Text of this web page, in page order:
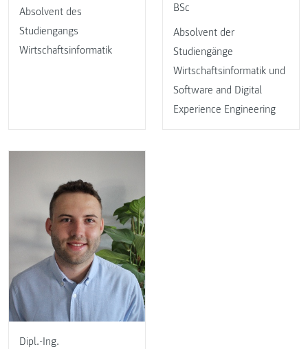
Absolvent des
Studiengangs
Wirtschaftsinformatik
BSc
Absolvent der
Studiengänge
Wirtschaftsinformatik und
Software and Digital
Experience Engineering
Dipl.-Ing.